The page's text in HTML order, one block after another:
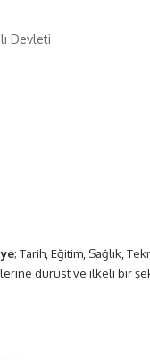
Devleti
; Tarih, Eğitim, Sağlık,
dürüst ve ilkeli bir